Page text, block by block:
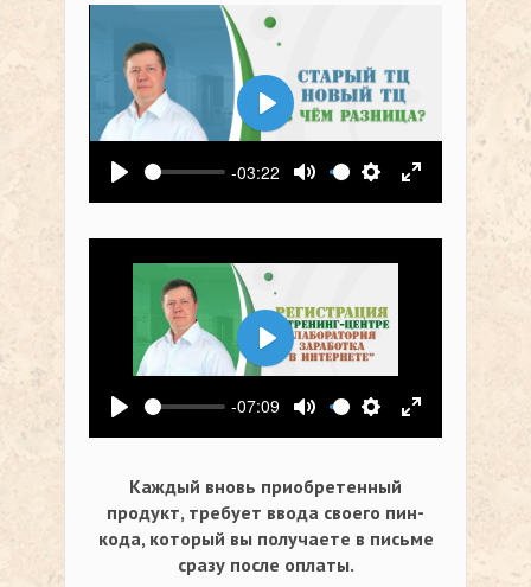
Воспроизвести
-03:22
Выключить звук
Настройки
На весь
Воспроизвести
Воспроизвести
-07:09
Выключить звук
Настройки
На весь
Воспроизвести
Каждый вновь приобретенный
продукт, требует ввода своего пин-
кода, который вы получаете в письме
сразу после оплаты.